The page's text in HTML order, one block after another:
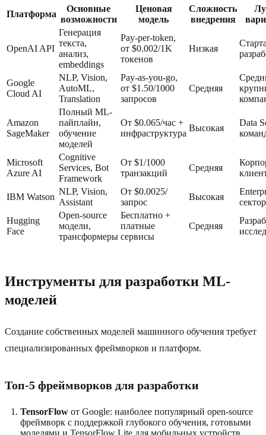
Платформа
Основные
возможности
Ценовая
модель
Сложность
внедрения
OpenAI API
Генерация
текста,
анализ,
embeddings
Pay-per-token,
от $0.002/1K
токенов
Низкая
Google
Cloud AI
NLP, Vision,
AutoML,
Translation
Pay-as-you-go,
от $1.50/1000
запросов
Средняя
Amazon
SageMaker
Полный ML-
пайплайн,
обучение
моделей
От $0.065/час +
инфраструктура
Высокая
Data
Microsoft
Azure AI
Cognitive
Services, Bot
Framework
От $1/1000
транзакций
Средняя
IBM Watson
NLP, Vision,
Assistant
От $0.0025/
запрос
Высокая
Hugging
Face
Open-source
модели,
трансформеры
Бесплатно +
платные
сервисы
Средняя
Инструменты для разработки ML-
моделей
Создание собственных моделей машинного обучения требует
специализированных фреймворков и платформ.
Топ-5 фреймворков для разработки
TensorFlow от Google: наиболее популярный open-source
фреймворк с поддержкой глубокого обучения, готовыми
моделями и TensorFlow Lite для мобильных устройств